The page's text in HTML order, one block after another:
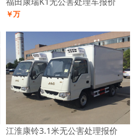
￥万
江淮康铃3.1米无公害处理报价